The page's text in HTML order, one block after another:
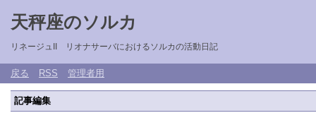
天秤座のソルカ
リネージュII リオナサーバにおけるソルカの活動日記
戻る RSS 管理者用
記事編集